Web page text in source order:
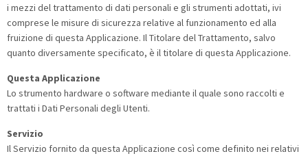
i mezzi del trattamento di dati personali e gli strumenti adottati, ivi
comprese le misure di sicurezza relative al funzionamento ed alla
fruizione di questa Applicazione. Il Titolare del Trattamento, salvo
quanto diversamente specificato, è il titolare di questa Applicazione.
Questa Applicazione
Lo strumento hardware o software mediante il quale sono raccolti e
trattati i Dati Personali degli Utenti.
Servizio
Il Servizio fornito da questa Applicazione così come definito nei relativi